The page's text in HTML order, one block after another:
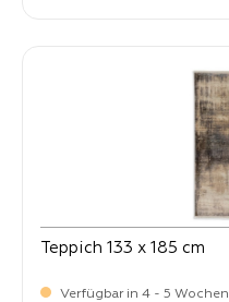
Teppich 133 x 185 cm
Verfügbar in 4 - 5 Wochen